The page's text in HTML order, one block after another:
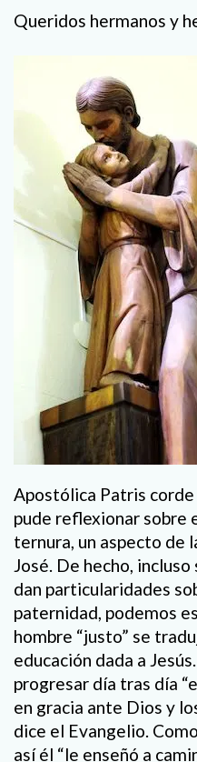
Queridos hermanos y
Apostólica Patris
pude reflexionar sobre
ternura, un aspecto de
José. De hecho,
dan particularidades
paternidad, podemos
hombre “justo” se
educación dada a
progresar día tras día
en gracia ante Dios y
dice el Evangelio.
así él “le enseñó a